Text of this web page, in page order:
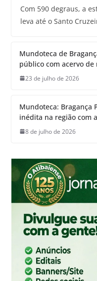
Com 590 degraus, a
leva até o Santo
Mundoteca de
público com acervo
23 de julho de 2026
Mundoteca: Bragança
inédita na região com
8 de julho de 2026